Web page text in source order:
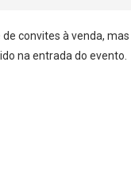
convites à venda,
na entrada do evento.